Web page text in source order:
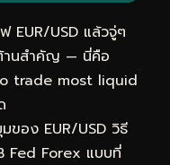
USD แล้วจู่ๆ
านสำคัญ — นี่คือ
trade most liquid
ของ EUR/USD วิธี
Fed Forex แบบที่